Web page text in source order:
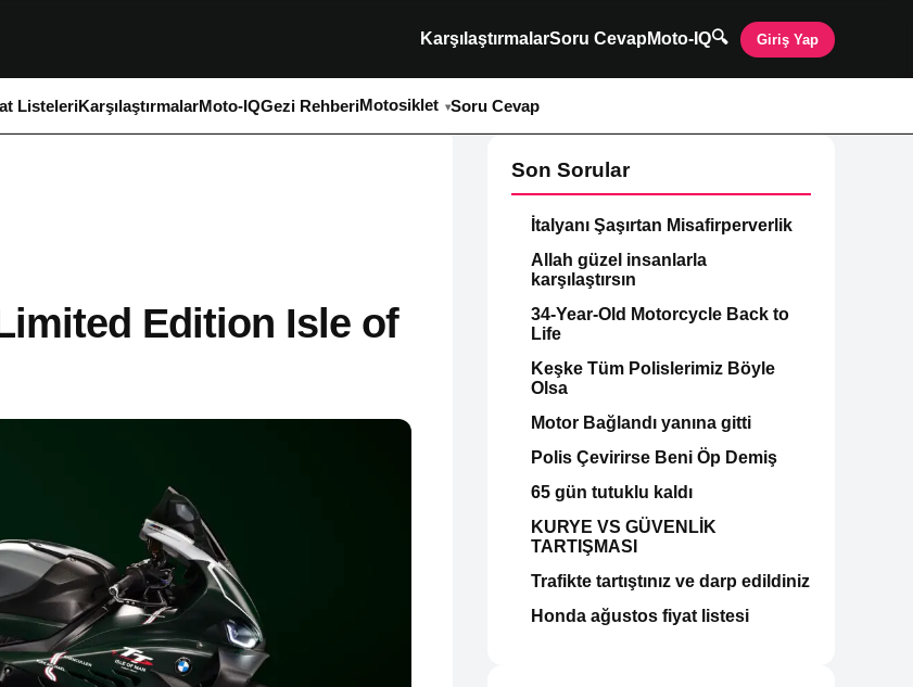
KarşılaştırmalarSoru Cevap Moto-IQ🔍 Giriş Yap
ListeleriKarşılaştırmalarMoto-IQGezi RehberiMotosiklet Soru Cevap
Edition Isle of
Son Sorular
İtalyanı Şaşırtan Misafirperverlik
Allah güzel insanlarla
karşılaştırsın
34-Year-Old Motorcycle Back to
Life
Keşke Tüm Polislerimiz Böyle
Olsa
Motor Bağlandı yanına gitti
Polis Çevirirse Beni Öp Demiş
65 gün tutuklu kaldı
KURYE VS GÜVENLİK
TARTIŞMASI
Trafikte tartıştınız ve darp edildiniz
Honda ağustos fiyat listesi